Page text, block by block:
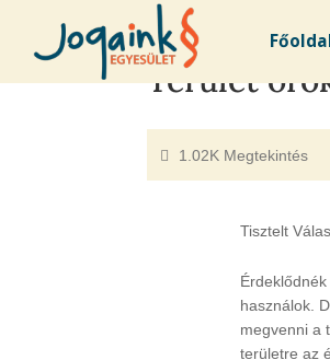
Terület
1.02K Megtekintés
Tisztelt
használok.
megvenni a
területre az